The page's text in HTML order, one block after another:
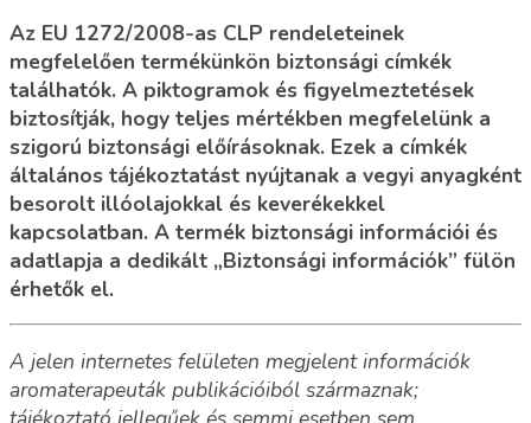
Az EU 1272/2008-as CLP rendeleteinek
megfelelően termékünkön biztonsági címkék
találhatók. A piktogramok és figyelmeztetések
biztosítják, hogy teljes mértékben megfelelünk a
szigorú biztonsági előírásoknak. Ezek a címkék
általános tájékoztatást nyújtanak a vegyi anyagként
besorolt illóolajokkal és keverékekkel
kapcsolatban. A termék biztonsági információi és
adatlapja a dedikált „Biztonsági információk” fülön
érhetők el.
A jelen internetes felületen megjelent információk
aromaterapeuták publikációiból származnak;